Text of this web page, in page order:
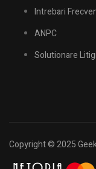
Intrebari
ANPC
Solutionare
Copyright © 2025